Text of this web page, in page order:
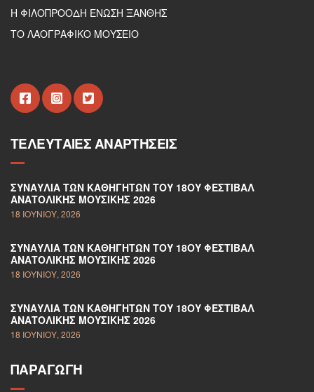
Η ΦΙΛΟΠΡΟΟΔΗ ΕΝΩΣΗ ΞΑΝΘΗΣ
ΤΟ ΛΑΟΓΡΑΦΙΚΟ ΜΟΥΣΕΙΟ
ΤΕΛΕΥΤΑΊΕΣ ΑΝΑΡΤΉΣΕΙΣ
ΣΥΝΑΥΛΊΑ ΤΩΝ ΚΑΘΗΓΗΤΏΝ ΤΟΥ 18ΟΥ ΦΕΣΤΙΒΆΛ
ΑΝΑΤΟΛΙΚΉΣ ΜΟΥΣΙΚΉΣ 2026
18 ΙΟΥΝΊΟΥ, 2026
ΣΥΝΑΥΛΊΑ ΤΩΝ ΚΑΘΗΓΗΤΏΝ ΤΟΥ 18ΟΥ ΦΕΣΤΙΒΆΛ
ΑΝΑΤΟΛΙΚΉΣ ΜΟΥΣΙΚΉΣ 2026
18 ΙΟΥΝΊΟΥ, 2026
ΣΥΝΑΥΛΊΑ ΤΩΝ ΚΑΘΗΓΗΤΏΝ ΤΟΥ 18ΟΥ ΦΕΣΤΙΒΆΛ
ΑΝΑΤΟΛΙΚΉΣ ΜΟΥΣΙΚΉΣ 2026
18 ΙΟΥΝΊΟΥ, 2026
ΠΑΡΑΓΩΓΉ